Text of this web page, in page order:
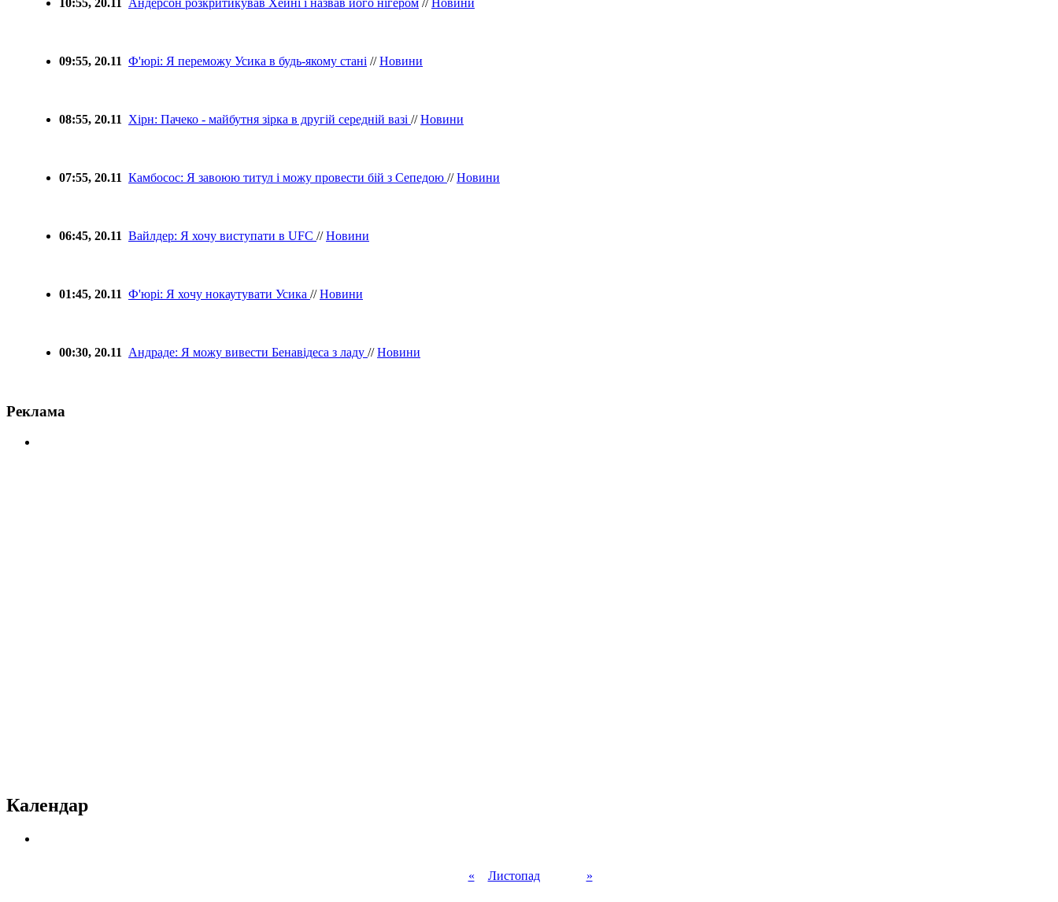
09:55, 20.11 Ф'юрі: Я переможу Усика в будь-якому стані //Новини
08:55, 20.11 Хірн: Пачеко - майбутня зірка в другій середній вазі //Новини
07:55, 20.11 Камбосос: Я завоюю титул і можу провести бій з Сепедою //Новини
06:45, 20.11 Вайлдер: Я хочу виступати в UFC //Новини
01:45, 20.11 Ф'юрі: Я хочу нокаутувати Усика //Новини
00:30, 20.11 Андраде: Я можу вивести Бенавідеса з ладу //Новини
Реклама
Календар
« Листопад »